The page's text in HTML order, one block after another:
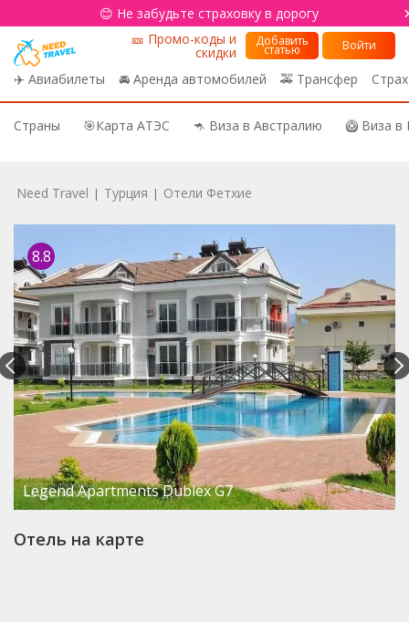
😊 Не забудьте страховку в дорогу
✈️ Авиабилеты 🚘 Аренда автомобилей 🚕 Трансфер
🎫 Промо-коды и
скидки
Добавить
статью Войти
Страны 🎯Карта АТЭС 🦘 Виза в Австралию 🥝 Виза
Need Travel | Турция | Отели Фетхие
8.8
Legend Apartments Dublex G7
Отель на карте